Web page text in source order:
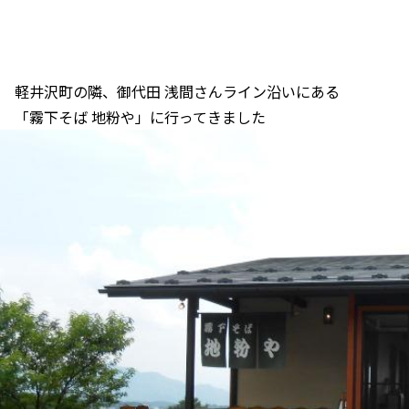
軽井沢町の隣、御代田 浅間さんライン沿いにある
「霧下そば 地粉や」に行ってきました